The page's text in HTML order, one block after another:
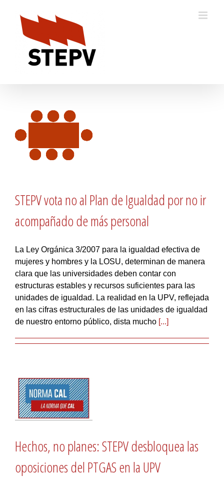
content
STEPV vota no al Plan de Igualdad por no ir
acompañado de más personal
La Ley Orgánica 3/2007 para la igualdad efectiva de
mujeres y hombres y la LOSU, determinan de manera
clara que las universidades deben contar con
estructuras estables y recursos suficientes para las
unidades de igualdad. La realidad en la UPV, reflejada
en las cifras estructurales de las unidades de igualdad
de nuestro entorno público, dista mucho [...]
Hechos, no planes: STEPV desbloquea las
oposiciones del PTGAS en la UPV